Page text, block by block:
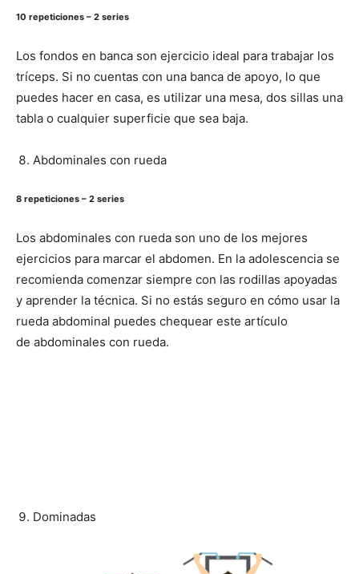
10 repeticiones – 2 series
Los fondos en banca son ejercicio ideal para trabajar los
tríceps. Si no cuentas con una banca de apoyo, lo que
puedes hacer en casa, es utilizar una mesa, dos sillas una
tabla o cualquier superficie que sea baja.
Abdominales con rueda
8 repeticiones – 2 series
Los abdominales con rueda son uno de los mejores
ejercicios para marcar el abdomen. En la adolescencia se
recomienda comenzar siempre con las rodillas apoyadas
y aprender la técnica. Si no estás seguro en cómo usar la
rueda abdominal puedes chequear este artículo
de abdominales con rueda.
Dominadas